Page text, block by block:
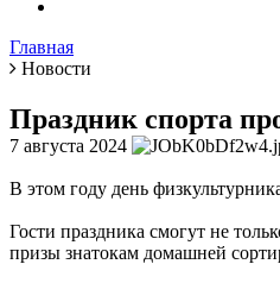
Главная
Новости
Праздник спорта
7 августа 2024
В этом году день
Гости праздника смогут не
призы знатокам домашней